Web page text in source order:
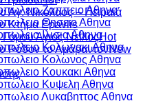
Άγ. Νικόλαος – Πειραιά
Κτήμα Epavlis
Γάμου Άγιος Νείλος
Ρόδον το Αμάραντον
Ζαππειο Αθηνα
Θησειο Αθηνα
Ιλισια Αθηνα
Κολωνακι Αθηνα
Κολωνος Αθηνα
Κουκακι Αθηνα
Κυψελη Αθηνα
Λυκαβηττος Αθηνα